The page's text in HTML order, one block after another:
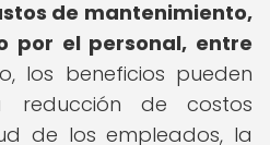
de mantenimiento,
por el personal, entre
los beneficios pueden
de costos
de los empleados, la